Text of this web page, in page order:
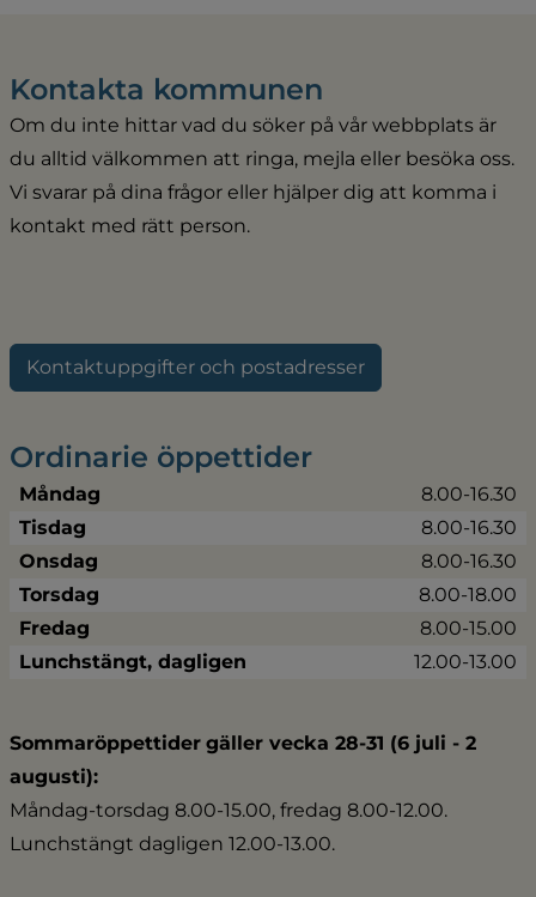
Kontakta kommunen
Om du inte hittar vad du söker på vår webbplats är
du alltid välkommen att ringa, mejla eller besöka oss.
Vi svarar på dina frågor eller hjälper dig att komma i
kontakt med rätt person.
Kontaktuppgifter och postadresser
Ordinarie öppettider
Måndag
8.00-16.30
Tisdag
8.00-16.30
Onsdag
8.00-16.30
Torsdag
8.00-18.00
Fredag
8.00-15.00
Lunchstängt, dagligen
12.00-13.00
Sommaröppettider gäller vecka 28-31 (6 juli - 2
augusti):
Måndag-torsdag 8.00-15.00, fredag 8.00-12.00.
Lunchstängt dagligen 12.00-13.00.